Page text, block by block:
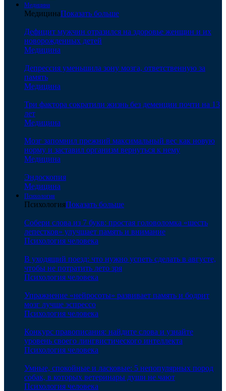
Медицина
МедицинаПоказать больше
Дефицит мужчин отразился на здоровье женщин и их
новорожденных детей
Медицина
Депрессия уменьшила зону мозга, ответственную за
память
Медицина
Три фактора сократили жизнь без деменции почти на 13
лет
Медицина
Мозг запомнил прежний максимальный вес как новую
норму и заставил организм вернуться к нему
Медицина
Эндоскопия
Медицина
Психология
ПсихологияПоказать больше
Собери слова из 7 букв: простая головоломка «шесть
лепестков» улучшает память и внимание
Психология человека
В уходящий поезд: что нужно успеть сделать в августе,
чтобы не потратить лето зря
Психология человека
Упражнение «нейросоты» развивает память и бодрит
мозг лучше эспрессо
Психология человека
Конкурс правописания: найдите слова и узнайте
уровень своего лингвистического интеллекта
Психология человека
Умные, спокойные и ласковые: 5 непопулярных пород
собак, в которых ветеринары души не чают
Психология человека